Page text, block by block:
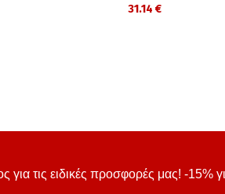
31.14 €
για τις ειδικές προσφορές μας! -15%